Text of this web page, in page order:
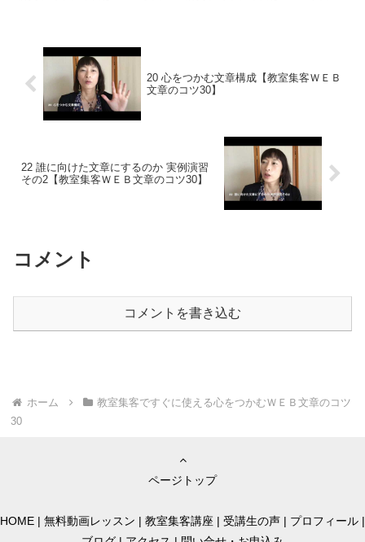
す。プロフィールにはいろいろな
ものを要素として入れていきます
20 心をつかむ文章構成【教室集客ＷＥＢ
文章のコツ30】
22 誰に向けた文章にするのか 実例演習
その2【教室集客ＷＥＢ文章のコツ30】
コメント
コメントを書き込む
ホーム
教室集客ですぐに使える心をつかむＷＥＢ文章のコツ
30
ページトップ
HOME | 無料動画レッスン | 教室集客講座 | 受講生の声 | プロフィール |